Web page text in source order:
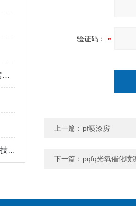
金华干式移动喷漆房,伸缩喷漆房生产厂家
除尘箱单向隔爆阀的安装方法和技术简介
验证码：
上一篇： pf喷漆房
下一篇： pqfq光氧催化喷